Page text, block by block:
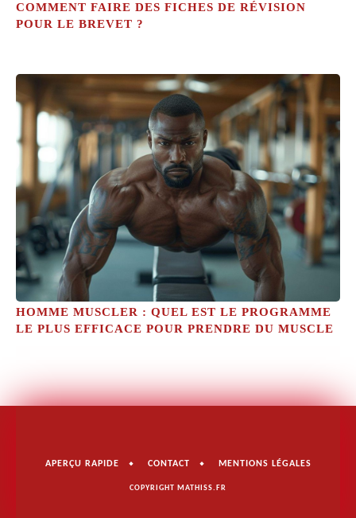
COMMENT FAIRE DES FICHES DE RÉVISION
POUR LE BREVET ?
HOMME MUSCLER : QUEL EST LE PROGRAMME
LE PLUS EFFICACE POUR PRENDRE DU MUSCLE
APERÇU RAPIDE CONTACT MENTIONS LÉGALES
COPYRIGHT MATHISS.FR